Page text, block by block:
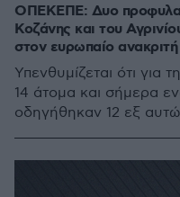
ΟΠΕΚΕΠΕ: Δυο
Κοζάνης και του
στον ευρωπαίο ανακριτή
Υπενθυμίζεται ότι
14 άτομα και σήμερα
οδηγήθηκαν 12 εξ